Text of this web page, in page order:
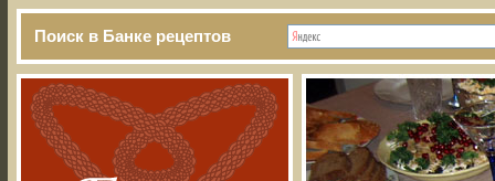
Поиск в Банке рецептов